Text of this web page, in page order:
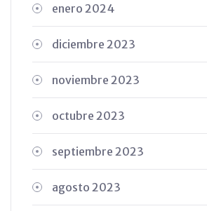
enero 2024
diciembre 2023
noviembre 2023
octubre 2023
septiembre 2023
agosto 2023